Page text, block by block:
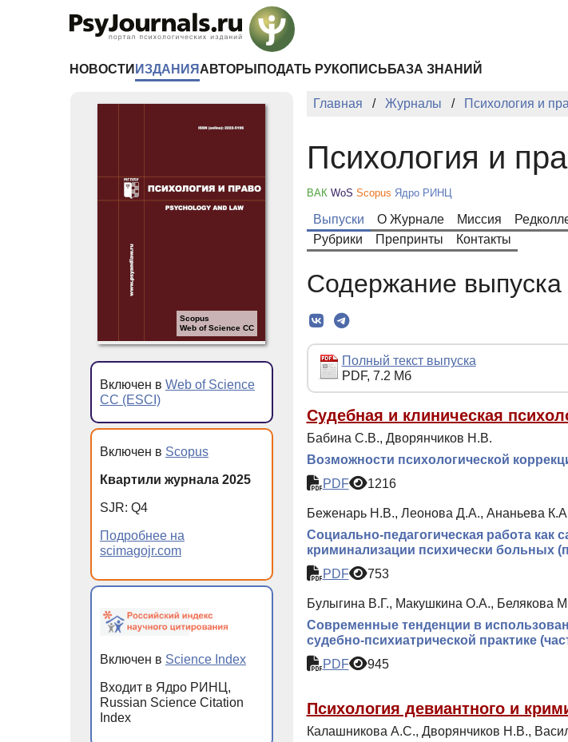
НОВОСТИ ИЗДАНИЯ АВТОРЫ ПОДАТЬ РУКОПИСЬ БАЗА ЗНАНИЙ
Главная Журналы Психология и
Психология и
ВАК WoS Scopus Ядро РИНЦ
Выпуски О Журнале Миссия
Рубрики
Препринты Контакты
Содержание
Полный текст выпуска
PDF, 7.2 Мб
Судебная и клиническая
Бабина С.В., Дворянчиков Н.В.
Возможности психологической
PDF
1216
Беженарь Н.В., Леонова Д.А., Ананьева
Социально-педагогическая работа
криминализации психически больных
PDF
753
Булыгина В.Г., Макушкина О.А., Белякова
Современные тенденции в
судебно-психиатрической практике
PDF
945
Психология девиантного и
Калашникова А.С., Дворянчиков Н.В.,
Scopus
Web of Science CC
Включен в Web of Science
CC (ESCI)
Включен в Scopus
Квартили журнала 2025
SJR: Q4
Подробнее на
scimagojr.com
Включен в Science Index
Входит в Ядро РИНЦ,
Russian Science Citation
Index